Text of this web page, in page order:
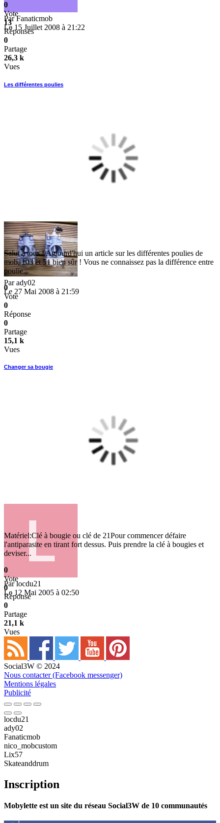
ParFanaticmob
Le 15 Juillet 2008 à 21:22
0
Vote
13
Réponses
0
Partage
26,3 k
Vues
Les différentes poulies
Parady02
Le 27 Mai 2008 à 21:59
Salut à tous ! Aujourd'hui un article sur les différentes poulies de
mob, 103 et 51 bien sûr ! Vous ne connaissez pas la différence entre
poulie...
0
Vote
0
Réponse
0
Partage
15,1 k
Vues
Changer sa bougie
Parlocdu21
Le 12 Mai 2005 à 02:50
Matériel:Clé à bougie ou clé de 21Pour commencer défaire
l'antiparasite en tirant fort dessus. Puis prendre la clé à bougies et
deviser...
0
Vote
0
Réponse
0
Partage
21,1 k
Vues
Social3W © 2024
Nous contacter (Facebook messenger)
Mentions légales
Publicité
locdu21
ady02
Fanaticmob
nico_mobcustom
Lix57
Skateanddrum
Inscription
Mobylette est un site du réseau Social3W de 10 communautés